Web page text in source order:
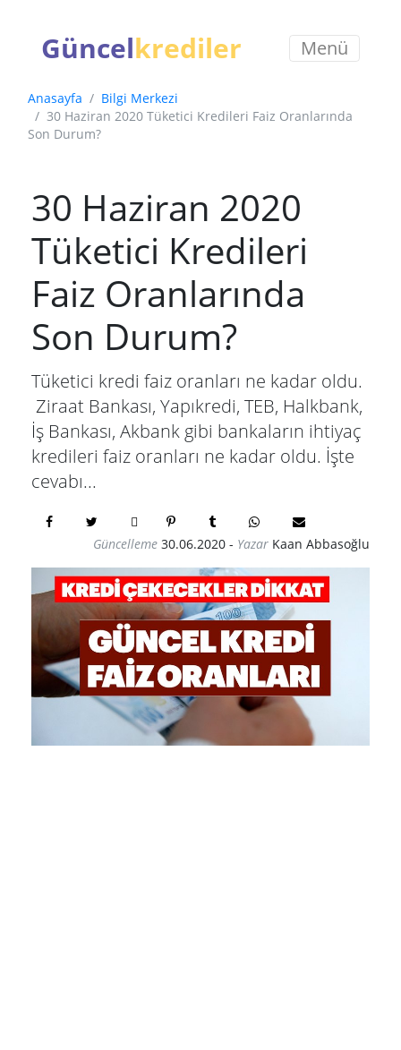
Güncelkrediler Menü
Anasayfa
Bilgi Merkezi
30 Haziran 2020 Tüketici Kredileri Faiz Oranlarında
Son Durum?
30 Haziran 2020
Tüketici Kredileri
Faiz Oranlarında
Son Durum?
Tüketici kredi faiz oranları ne kadar oldu.
Ziraat Bankası, Yapıkredi, TEB, Halkbank,
İş Bankası, Akbank gibi bankaların ihtiyaç
kredileri faiz oranları ne kadar oldu. İşte
cevabı...
Güncelleme 30.06.2020 - Yazar Kaan Abbasoğlu